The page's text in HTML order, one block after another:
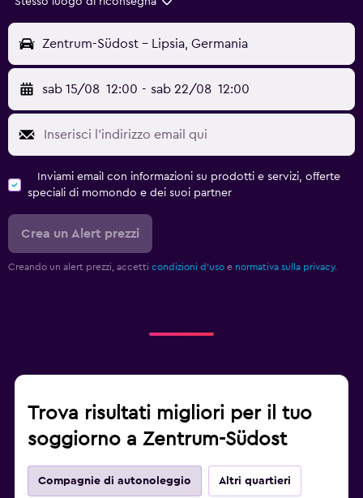
Zentrum-Südost - Lipsia, Germania
sab 15/08 12:00 - sab 22/08 12:00
Inviami email con informazioni su prodotti e servizi, offerte
speciali di momondo e dei suoi partner
Crea un Alert prezzi
Creando un alert prezzi, accetti condizioni d'uso e normativa sulla privacy.
Trova risultati migliori per il tuo
soggiorno a Zentrum-Südost
Compagnie di autonoleggio Altri quartieri